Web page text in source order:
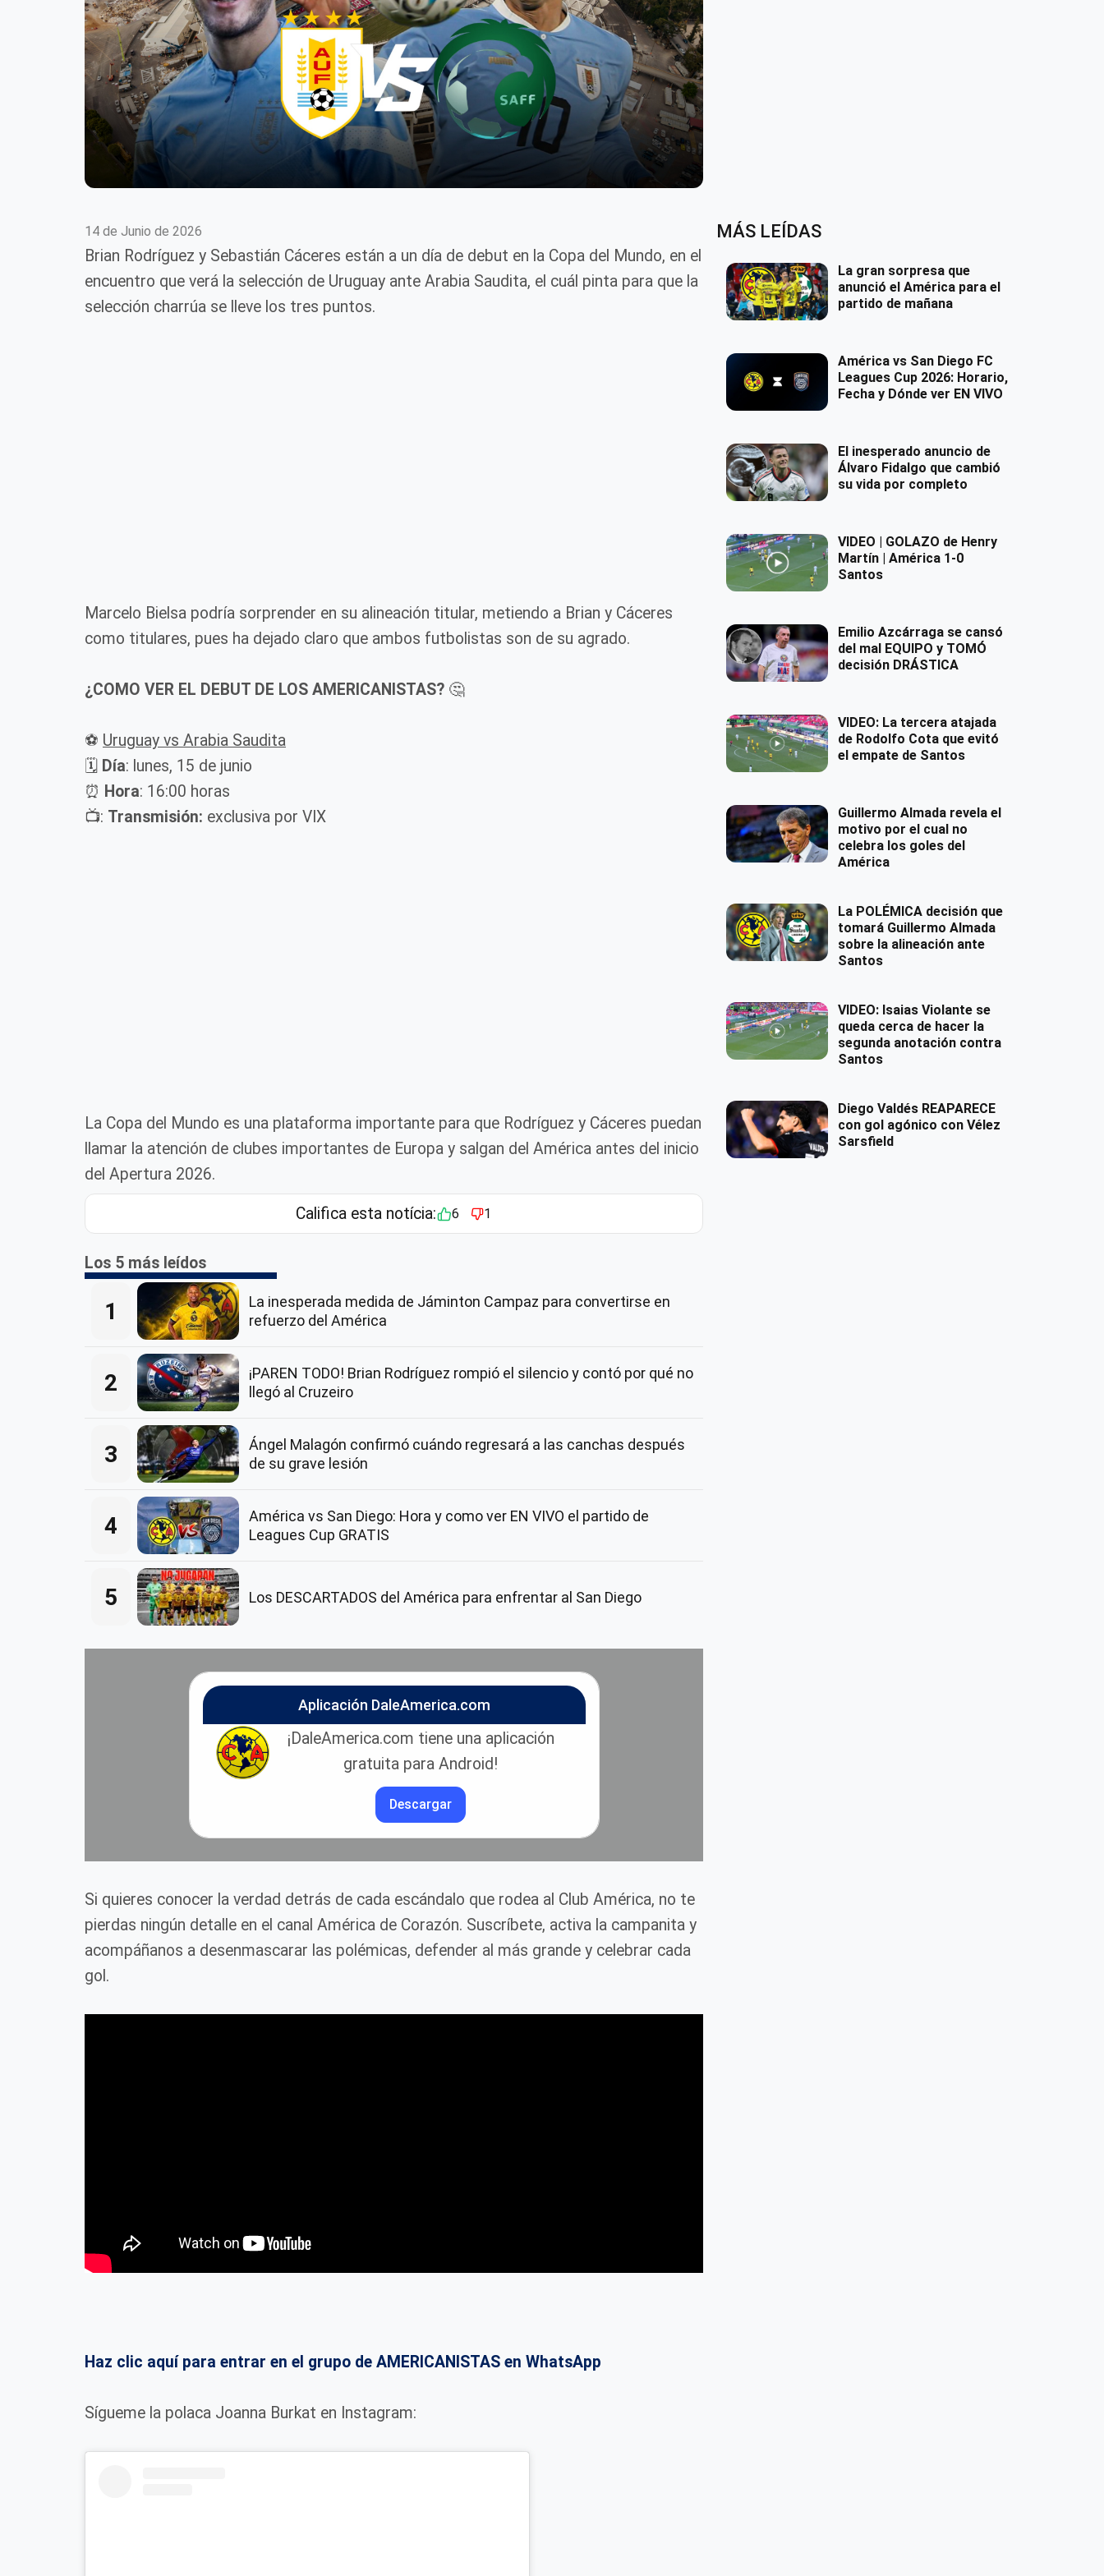
14 de Junio de 2026
Brian Rodríguez y Sebastián Cáceres están a un día de debut en la Copa del Mundo, en el
encuentro que verá la selección de Uruguay ante Arabia Saudita, el cuál pinta para que la
selección charrúa se lleve los tres puntos.
Marcelo Bielsa podría sorprender en su alineación titular, metiendo a Brian y Cáceres
como titulares, pues ha dejado claro que ambos futbolistas son de su agrado.
¿COMO VER EL DEBUT DE LOS AMERICANISTAS? 🤔
⚽ Uruguay vs Arabia Saudita
🗓️ Día: lunes, 15 de junio
⏰ Hora: 16:00 horas
📺: Transmisión: exclusiva por VIX
La Copa del Mundo es una plataforma importante para que Rodríguez y Cáceres puedan
llamar la atención de clubes importantes de Europa y salgan del América antes del inicio
del Apertura 2026.
Califica esta notícia: 6 1
Los 5 más leídos
1
La inesperada medida de Jáminton Campaz para convertirse en
refuerzo del América
2
¡PAREN TODO! Brian Rodríguez rompió el silencio y contó por qué no
llegó al Cruzeiro
3
Ángel Malagón confirmó cuándo regresará a las canchas después
de su grave lesión
4
América vs San Diego: Hora y como ver EN VIVO el partido de
Leagues Cup GRATIS
5 Los DESCARTADOS del América para enfrentar al San Diego
Aplicación DaleAmerica.com
¡DaleAmerica.com tiene una aplicación
gratuita para Android!
Descargar
Si quieres conocer la verdad detrás de cada escándalo que rodea al Club América, no te
pierdas ningún detalle en el canal América de Corazón. Suscríbete, activa la campanita y
acompáñanos a desenmascarar las polémicas, defender al más grande y celebrar cada
gol.
Haz clic aquí para entrar en el grupo de AMERICANISTAS en WhatsApp
Sígueme la polaca Joanna Burkat en Instagram:
MÁS LEÍDAS
La gran sorpresa que
anunció el América para el
partido de mañana
América vs San Diego FC
Leagues Cup 2026: Horario,
Fecha y Dónde ver EN VIVO
El inesperado anuncio de
Álvaro Fidalgo que cambió
su vida por completo
VIDEO | GOLAZO de Henry
Martín | América 1-0
Santos
Emilio Azcárraga se cansó
del mal EQUIPO y TOMÓ
decisión DRÁSTICA
VIDEO: La tercera atajada
de Rodolfo Cota que evitó
el empate de Santos
Guillermo Almada revela el
motivo por el cual no
celebra los goles del
América
La POLÉMICA decisión que
tomará Guillermo Almada
sobre la alineación ante
Santos
VIDEO: Isaias Violante se
queda cerca de hacer la
segunda anotación contra
Santos
Diego Valdés REAPARECE
con gol agónico con Vélez
Sarsfield